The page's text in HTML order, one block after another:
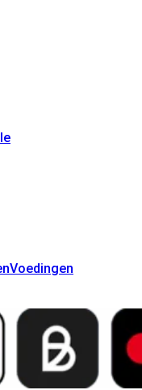
Voedingen